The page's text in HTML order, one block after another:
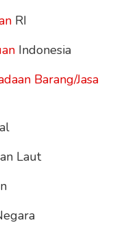
RI
Indonesia
Barang/Jasa
Laut